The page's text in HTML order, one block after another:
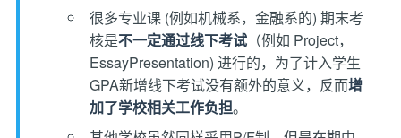
很多专业课 (例如机械系，金融系的) 期末考
核是不一定通过线下考试（例如 Project，
EssayPresentation) 进行的，为了计入学生
GPA新增线下考试没有额外的意义，反而增
加了学校相关工作负担。